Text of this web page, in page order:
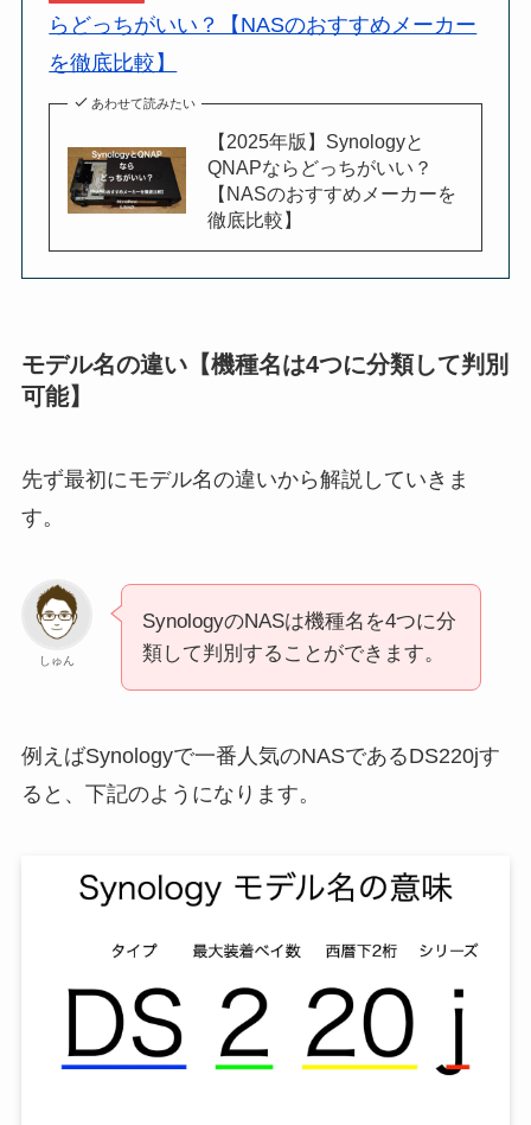
らどっちがいい？【NASのおすすめメーカー
を徹底比較】
あわせて読みたい
【2025年版】Synologyと
QNAPならどっちがいい？
【NASのおすすめメーカーを
徹底比較】
モデル名の違い【機種名は4つに分類して判別
可能】
先ず最初にモデル名の違いから解説していきま
す。
しゅん
SynologyのNASは機種名を4つに分
類して判別することができます。
例えばSynologyで一番人気のNASであるDS220jす
ると、下記のようになります。